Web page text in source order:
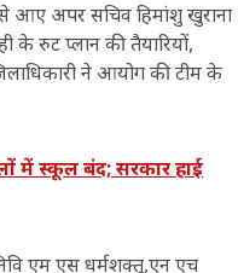
आए अपर सचिव हिमांशु खुराना
रुट प्लान की तैयारियों,
ने आयोग की टीम के
में स्कूल बंद; सरकार हाई
एम एस धर्मशक्तू,एन एच